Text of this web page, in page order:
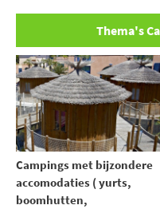
Thema's
Campings met bijzondere
accomodaties ( yurts,
boomhutten,